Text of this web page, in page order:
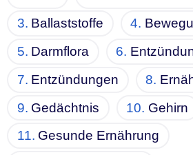
Ballaststoffe
Darmflora
Entzündungen
Gedächtnis
Gehirn
Gesunde Ernährung